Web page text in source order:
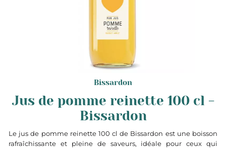
Bissardon
Jus de pomme reinette 100 cl -
Bissardon
Le jus de pomme reinette 100 cl de Bissardon est une boisson
rafraîchissante et pleine de saveurs, idéale pour ceux qui